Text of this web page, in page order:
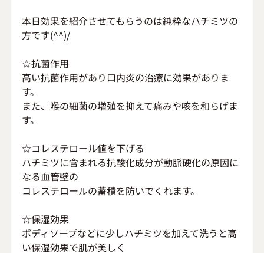
本日効果を紹介させてもらうのは純粋なハチミツの
方です(^^)/
☆抗菌作用
高い抗菌作用があり口内炎の治療に効果がありま
す。
また、喉の細菌の増殖を抑えて痛みや咳を和らげま
す。
☆コレステロール値を下げる
ハチミツに含まれる抗酸化成分が動脈硬化の原因に
なる血管壁の
コレステロールの蓄積を防いでくれます。
☆保湿効果
ボディソープなどに少しハチミツを加えて洗うと高
い保湿効果で肌が美しく